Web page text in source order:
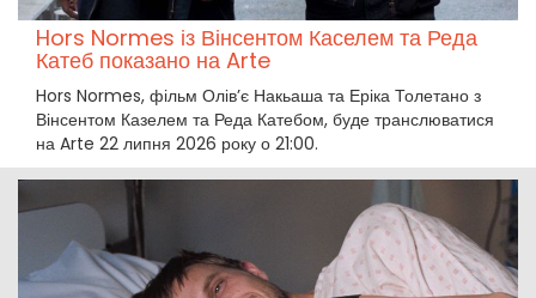
Hors Normes із Вінсентом Каселем та Реда
Катеб показано на Arte
Hors Normes, фільм Олів’є Накьаша та Еріка Толетано з
Вінсентом Казелем та Реда Катебом, буде транслюватися
на Arte 22 липня 2026 року о 21:00.